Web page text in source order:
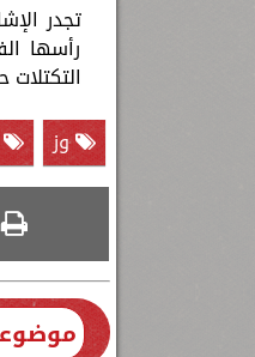
تجدر
رأسها
التكتلات
وز